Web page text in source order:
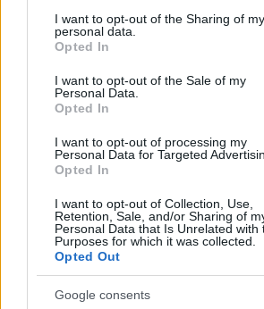
not limited to your visit or usage
grant or deny consent to Google and its
use your data for below specified
consent section.
I want to opt-out of the Sharing of my
personal data.
Opted In
I want to opt-out of the Sale of my
Personal Data.
Opted In
I want to opt-out of processing my
Personal Data for Targeted
Opted In
I want to opt-out of Collection, Use,
Retention, Sale, and/or Sharing of
Personal Data that Is Unrelated with
Purposes for which it was collected.
Opted Out
Google consents
Continua a leggere
SALUTE E BENESSERE